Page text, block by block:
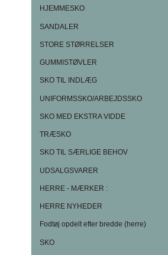
HJEMMESKO
SANDALER
STORE STØRRELSER
GUMMISTØVLER
SKO TIL INDLÆG
UNIFORMSSKO/ARBEJDSSKO
SKO MED EKSTRA VIDDE
TRÆSKO
SKO TIL SÆRLIGE BEHOV
UDSALGSVARER
HERRE - MÆRKER :
HERRE NYHEDER
Fodtøj opdelt efter bredde (herre)
SKO